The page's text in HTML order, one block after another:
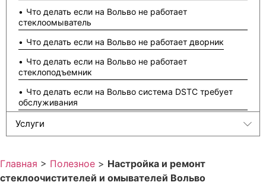
Что делать если на Вольво не работает
стеклоомыватель
Что делать если на Вольво не работает дворник
Что делать если на Вольво не работает
стеклоподъемник
Что делать если на Вольво система DSTC требует
обслуживания
Что делать если на Вольво не работает тахометр
Что делать если на Вольво не работает панель
приборов
Услуги
Главная > Полезное > Настройка и ремонт
стеклоочистителей и омывателей Вольво